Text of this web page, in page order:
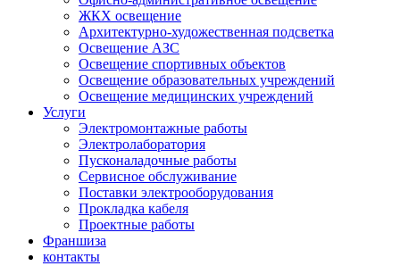
ЖКХ освещение
Архитектурно-художественная подсветка
Освещение АЗС
Освещение спортивных объектов
Освещение образовательных учреждений
Освещение медицинских учреждений
Услуги
Электромонтажные работы
Электролаборатория
Пусконаладочные работы
Сервисное обслуживание
Поставки электрооборудования
Прокладка кабеля
Проектные работы
Франшиза
контакты